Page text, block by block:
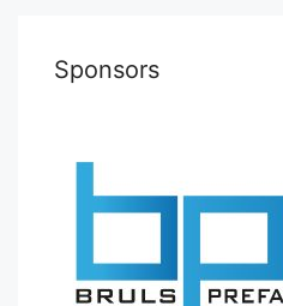
Sponsors